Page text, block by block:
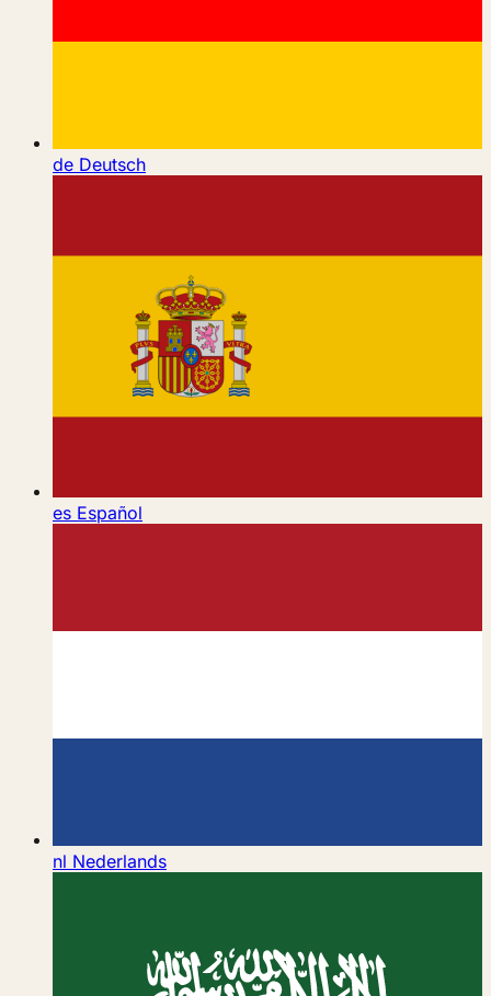
de Deutsch
es Español
nl Nederlands